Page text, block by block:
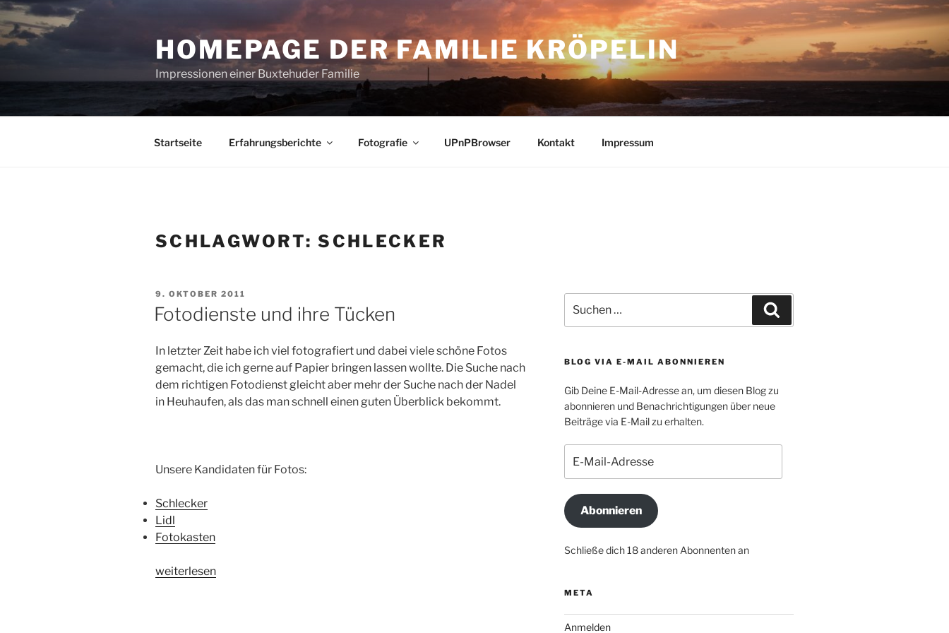
Zum
Inhalt
springen
HOMEPAGE DER FAMILIE KRÖPELIN
Impressionen einer Buxtehuder Familie
Startseite Erfahrungsberichte Fotografie UPnPBrowser Kontakt Impressum
SCHLAGWORT:SCHLECKER
VERÖFFENTLICHT
AM
9. OKTOBER 2011
Fotodienste und ihre Tücken
In letzter Zeit habe ich viel fotografiert und dabei viele schöne Fotos
gemacht, die ich gerne auf Papier bringen lassen wollte. Die Suche nach
dem richtigen Fotodienst gleicht aber mehr der Suche nach der Nadel
in Heuhaufen, als das man schnell einen guten Überblick bekommt.
Unsere Kandidaten für Fotos:
Schlecker
Lidl
Fotokasten
„Fotodienste
weiterlesen
nach:
BLOG VIA E-MAIL ABONNIEREN
Gib Deine E-Mail-Adresse an, um diesen Blog zu
abonnieren und Benachrichtigungen über neue
Beiträge via E-Mail zu erhalten.
Mail-
Adresse
Abonnieren
Schließe dich 18 anderen Abonnenten an
META
Anmelden